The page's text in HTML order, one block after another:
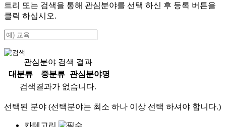
트리 또는 검색을 통해 관심분야를 선택 하신 후 등록 버튼을
클릭 하십시오.
관심분야 검색 결과
대분류
중분류
관심분야명
검색결과가 없습니다.
선택된 분야 (선택분야는 최소 하나 이상 선택 하셔야 합니다.)
카테고리